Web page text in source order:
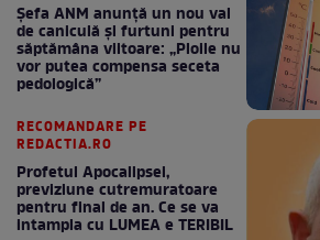
Șefa ANM anunță un nou val
de caniculă și furtuni pentru
săptămâna viitoare: „Ploile nu
vor putea compensa seceta
pedologică”
RECOMANDARE PE
REDACTIA.RO
Profetul Apocalipsei,
previziune cutremuratoare
pentru final de an. Ce se va
intampla cu LUMEA e TERIBIL